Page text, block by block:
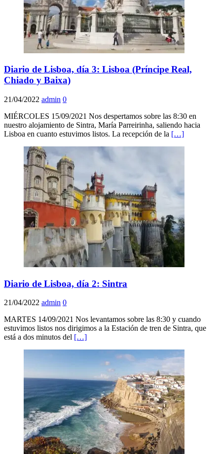
Diario de Lisboa, día 3: Lisboa (Príncipe Real,
Chiado y Baixa)
21/04/2022 admin 0
MIÉRCOLES 15/09/2021 Nos despertamos sobre las 8:30 en
nuestro alojamiento de Sintra, María Parreirinha, saliendo hacia
Lisboa en cuanto estuvimos listos. La recepción de la […]
Diario de Lisboa, día 2: Sintra
21/04/2022 admin 0
MARTES 14/09/2021 Nos levantamos sobre las 8:30 y cuando
estuvimos listos nos dirigimos a la Estación de tren de Sintra, que
está a dos minutos del […]